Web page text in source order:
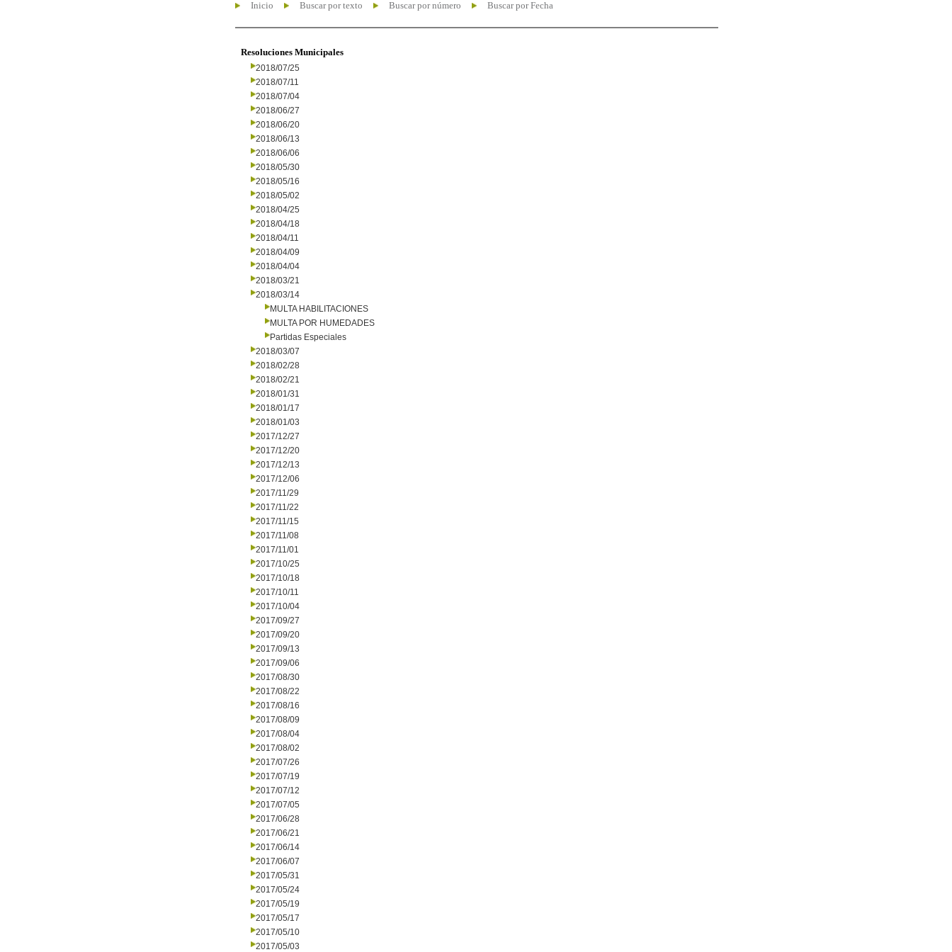
Inicio Buscar por texto Buscar por número Buscar por Fecha
Resoluciones Municipales
2018/07/25
2018/07/11
2018/07/04
2018/06/27
2018/06/20
2018/06/13
2018/06/06
2018/05/30
2018/05/16
2018/05/02
2018/04/25
2018/04/18
2018/04/11
2018/04/09
2018/04/04
2018/03/21
2018/03/14
MULTA HABILITACIONES
MULTA POR HUMEDADES
Partidas Especiales
2018/03/07
2018/02/28
2018/02/21
2018/01/31
2018/01/17
2018/01/03
2017/12/27
2017/12/20
2017/12/13
2017/12/06
2017/11/29
2017/11/22
2017/11/15
2017/11/08
2017/11/01
2017/10/25
2017/10/18
2017/10/11
2017/10/04
2017/09/27
2017/09/20
2017/09/13
2017/09/06
2017/08/30
2017/08/22
2017/08/16
2017/08/09
2017/08/04
2017/08/02
2017/07/26
2017/07/19
2017/07/12
2017/07/05
2017/06/28
2017/06/21
2017/06/14
2017/06/07
2017/05/31
2017/05/24
2017/05/19
2017/05/17
2017/05/10
2017/05/03